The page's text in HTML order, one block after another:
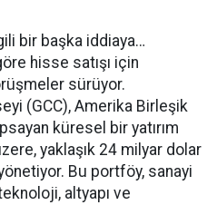
bir başka iddiaya…
hisse satışı için
sürüyor.
(GCC), Amerika Birleşik
küresel bir yatırım
yaklaşık 24 milyar dolar
Bu portföy, sanayi
altyapı ve